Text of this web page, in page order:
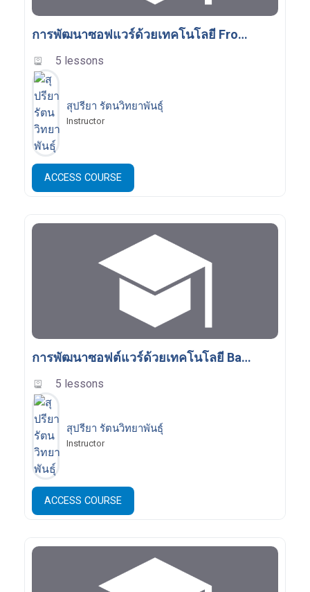
การพัฒนาซอฟแวร์ด้วยเทคโนโลยี Front-Ent
5 lessons
สุปรียา รัตนวิทยาพันธุ์
Instructor
ACCESS COURSE
การพัฒนาซอฟต์แวร์ด้วยเทคโนโลยี Back-End
5 lessons
สุปรียา รัตนวิทยาพันธุ์
Instructor
ACCESS COURSE